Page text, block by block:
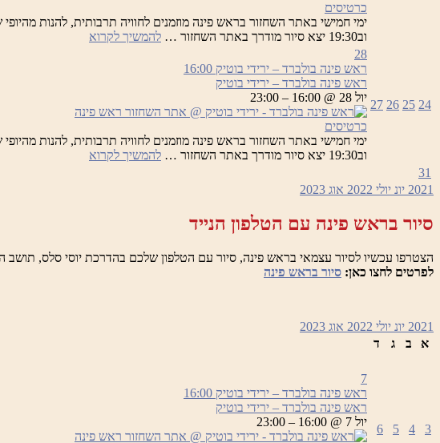
כרטיסים
וב19:30 יצא סיור מודרך באתר השחזור …
להמשיך לקרוא
בוטיק
24
25
26
27
28
ראש פינה בולברד – ירידי בוטיק 16:00
ראש פינה בולברד – ירידי בוטיק
יול 28 @ 16:00 – 23:00
כרטיסים
וב19:30 יצא סיור מודרך באתר השחזור …
להמשיך לקרוא
31
2021 יונ יולי 2022 אוג 2023
סיור בראש פינה עם הטלפון הנייד
הצטרפו עכשיו לסיור עצמאי בראש פינה, סיור עם הטלפון שלכם בהדרכת יוסי סלס, תושב
לפרטים לחצו כאן: סיור בראש פינה
2021 יונ יולי 2022 אוג 2023
א
ב ג ד
3
4
5
6
7
ראש פינה בולברד – ירידי בוטיק 16:00
ראש פינה בולברד – ירידי בוטיק
יול 7 @ 16:00 – 23:00